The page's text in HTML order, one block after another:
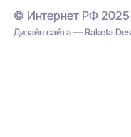
© Интернет РФ
Дизайн сайта — Raketa